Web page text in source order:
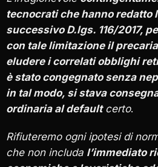
tecnocrati che hanno redatto
successivo D.lgs. 116/2017,
con tale limitazione il
eludere i correlati obblighi
è stato congegnato senza
in tal modo, si stava
ordinaria al defaultcerto.
Rifiuteremo ogni ipotesi di
che non includa l’immediato